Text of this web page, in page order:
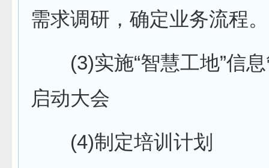
需求调研，确定业务流程。
(3)实施“智慧工地”信息
启动大会
(4)制定培训计划